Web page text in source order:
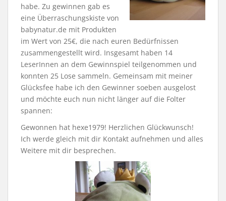
habe. Zu gewinnen gab es
eine Überraschungskiste von
babynatur.de mit Produkten
im Wert von 25€, die nach euren Bedürfnissen
zusammengestellt wird. Insgesamt haben 14
LeserInnen an dem Gewinnspiel teilgenommen und
konnten 25 Lose sammeln. Gemeinsam mit meiner
Glücksfee habe ich den Gewinner soeben ausgelost
und möchte euch nun nicht länger auf die Folter
spannen:
Gewonnen hat hexe1979! Herzlichen Glückwunsch!
Ich werde gleich mit dir Kontakt aufnehmen und alles
Weitere mit dir besprechen.